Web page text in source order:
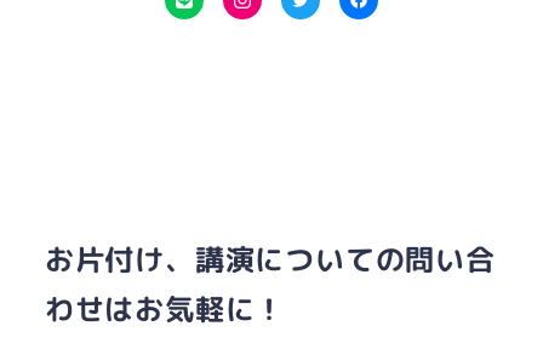
LINE Instagram
TwitterFacebook
お片付け、講演についての問い合
わせはお気軽に！